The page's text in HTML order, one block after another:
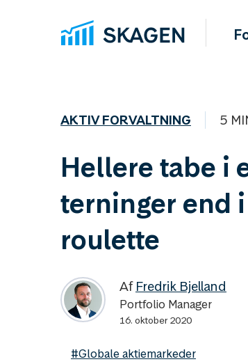
AKTIV FORVALTNING 5
Hellere tabe i
terninger end
roulette
Af Fredrik Bjelland
Portfolio Manager
16. oktober 2020
#Globale aktiemarkeder